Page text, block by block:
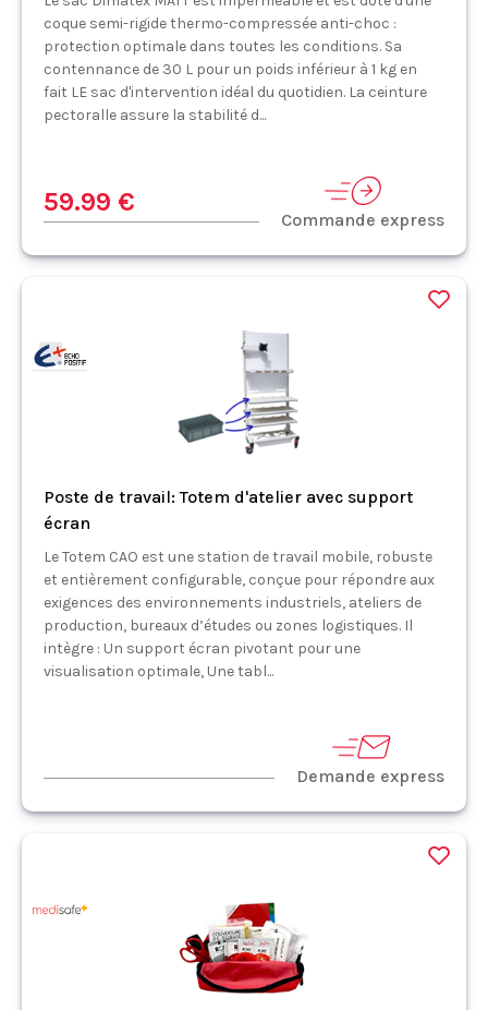
coque semi-rigide thermo-compressée anti-choc :
protection optimale dans toutes les conditions. Sa
contennance de 30 L pour un poids inférieur à 1 kg en
fait LE sac d'intervention idéal du quotidien. La ceinture
pectoralle assure la stabilité d...
59.99 €
Commande express
Poste de travail: Totem d'atelier avec support
écran
Le Totem CAO est une station de travail mobile, robuste
et entièrement configurable, conçue pour répondre aux
exigences des environnements industriels, ateliers de
production, bureaux d’études ou zones logistiques. Il
intègre : Un support écran pivotant pour une
visualisation optimale, Une tabl...
Demande express